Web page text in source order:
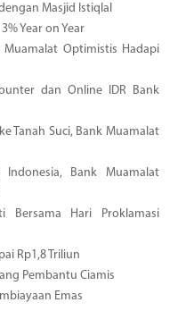
Masjid Istiqlal
Year on Year
Muamalat Optimistis Hadapi
dan Online IDR Bank
Tanah Suci, Bank Muamalat
Indonesia, Bank Muamalat
Bersama Hari Proklamasi
Rp1,8 Triliun
Pembantu Ciamis
Emas